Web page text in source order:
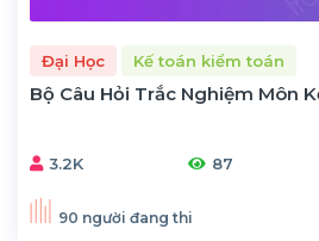
Đại Học Kế toán kiểm toán
Bộ Câu Hỏi Trắc Nghiệm Môn
3.2K 87
90 người đang thi